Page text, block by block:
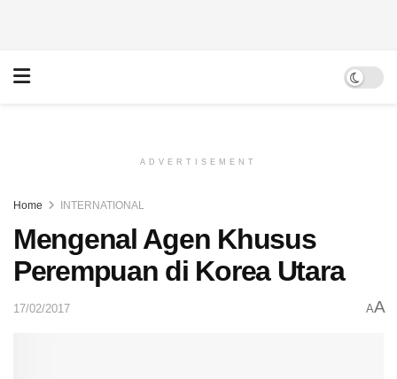
ADVERTISEMENT
Home INTERNATIONAL
Mengenal Agen Khusus
Perempuan di Korea Utara
17/02/2017 AA